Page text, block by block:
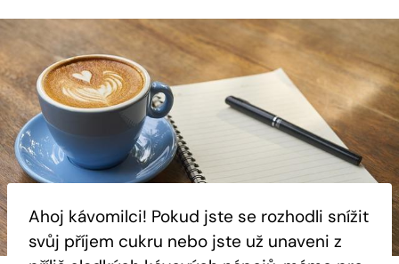
Ahoj kávomilci! Pokud jste se rozhodli snížit
svůj příjem cukru nebo jste už unaveni z